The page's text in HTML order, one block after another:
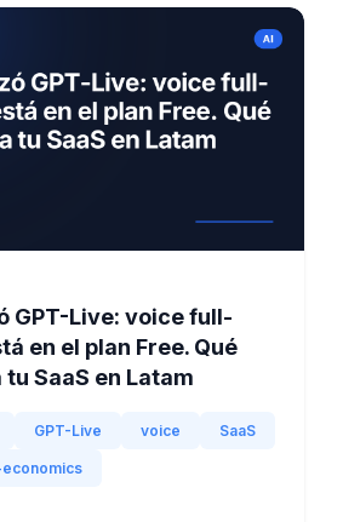
GPT-Live: voice full-
en el plan Free. Qué
SaaS en Latam
GPT-Live voice SaaS